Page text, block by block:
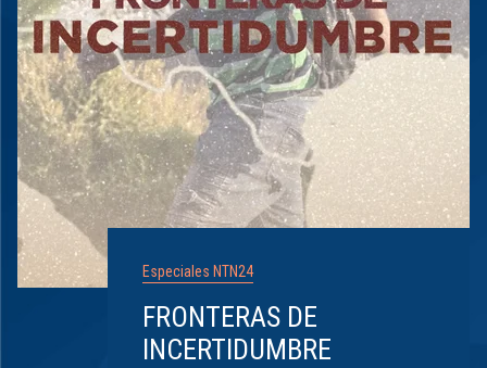
Especiales NTN24
FRONTERAS DE
INCERTIDUMBRE